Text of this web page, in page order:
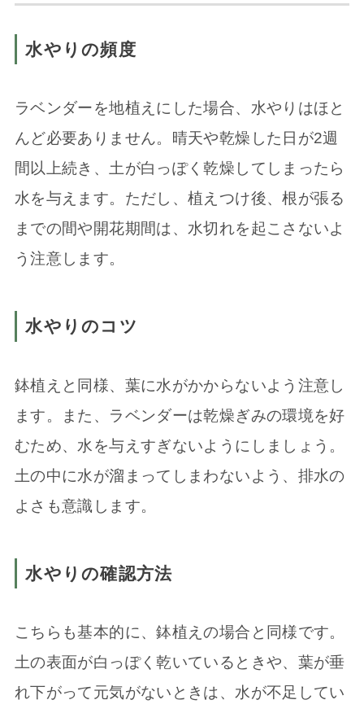
水やりの頻度
ラベンダーを地植えにした場合、水やりはほと
んど必要ありません。晴天や乾燥した日が2週
間以上続き、土が白っぽく乾燥してしまったら
水を与えます。ただし、植えつけ後、根が張る
までの間や開花期間は、水切れを起こさないよ
う注意します。
水やりのコツ
鉢植えと同様、葉に水がかからないよう注意し
ます。また、ラベンダーは乾燥ぎみの環境を好
むため、水を与えすぎないようにしましょう。
土の中に水が溜まってしまわないよう、排水の
よさも意識します。
水やりの確認方法
こちらも基本的に、鉢植えの場合と同様です。
土の表面が白っぽく乾いているときや、葉が垂
れ下がって元気がないときは、水が不足してい